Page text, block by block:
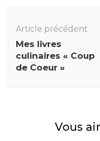
des
articles
Article précédent
Mes livres
culinaires « Coup
de Coeur »
Vous